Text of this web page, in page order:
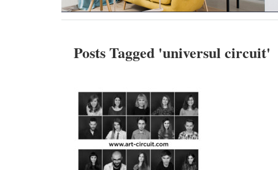
Posts Tagged 'universul circuit'